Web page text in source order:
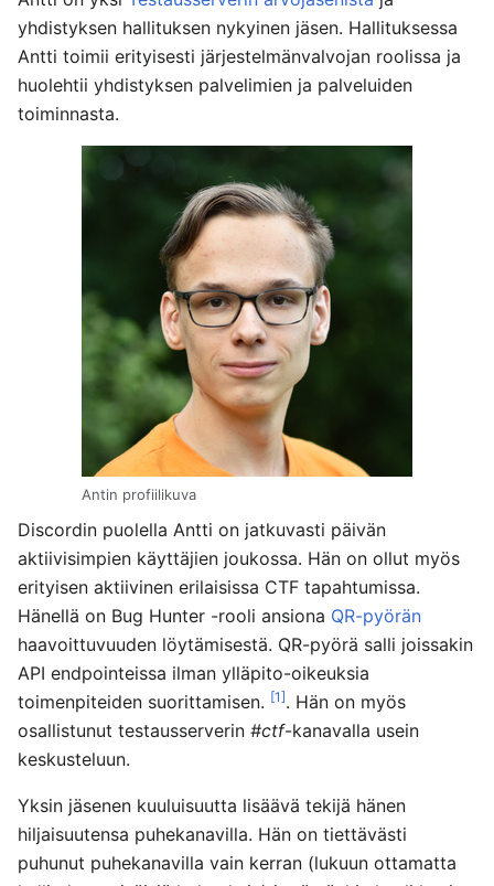
yhdistyksen hallituksen nykyinen jäsen. Hallituksessa
Antti toimii erityisesti järjestelmänvalvojan roolissa ja
huolehtii yhdistyksen palvelimien ja palveluiden
toiminnasta.
Antin profiilikuva
Discordin puolella Antti on jatkuvasti päivän
aktiivisimpien käyttäjien joukossa. Hän on ollut myös
erityisen aktiivinen erilaisissa CTF tapahtumissa.
Hänellä on Bug Hunter -rooli ansiona QR-pyörän
haavoittuvuuden löytämisestä. QR-pyörä salli joissakin
API endpointeissa ilman ylläpito-oikeuksia
toimenpiteiden suorittamisen. [1]. Hän on myös
osallistunut testausserverin #ctf-kanavalla usein
keskusteluun.
Yksin jäsenen kuuluisuutta lisäävä tekijä hänen
hiljaisuutensa puhekanavilla. Hän on tiettävästi
puhunut puhekanavilla vain kerran (lukuun ottamatta